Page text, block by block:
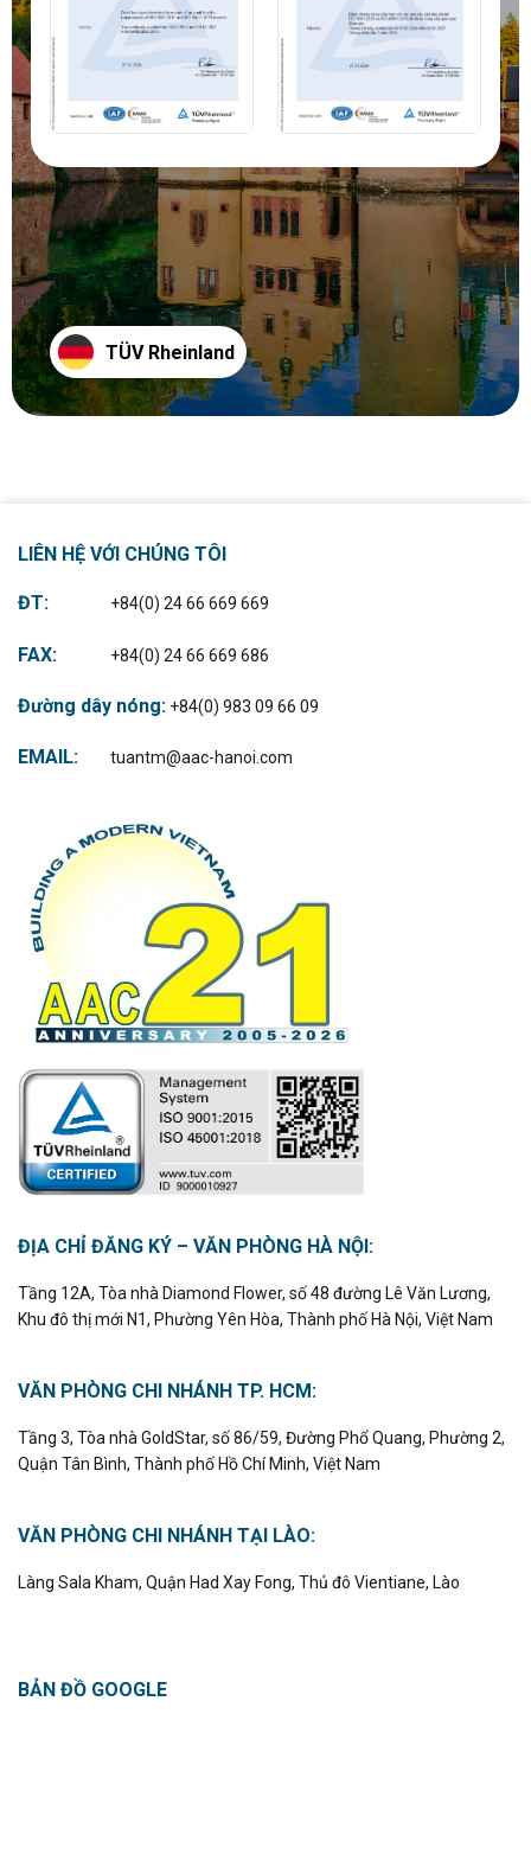
TÜV Rheinland
Coming Soon
LIÊN HỆ VỚI CHÚNG TÔI
ĐT: +84(0) 24 66 669 669
FAX: +84(0) 24 66 669 686
Đường dây nóng: +84(0) 983 09 66 09
EMAIL: tuantm@aac-hanoi.com
ĐỊA CHỈ ĐĂNG KÝ – VĂN PHÒNG HÀ NỘI:
Tầng 12A, Tòa nhà Diamond Flower, số 48 đường Lê Văn Lương,
Khu đô thị mới N1, Phường Yên Hòa, Thành phố Hà Nội, Việt Nam
VĂN PHÒNG CHI NHÁNH TP. HCM:
Tầng 3, Tòa nhà GoldStar, số 86/59, Đường Phổ Quang, Phường 2,
Quận Tân Bình, Thành phố Hồ Chí Minh, Việt Nam
VĂN PHÒNG CHI NHÁNH TẠI LÀO:
Làng Sala Kham, Quận Had Xay Fong, Thủ đô Vientiane, Lào
BẢN ĐỒ GOOGLE